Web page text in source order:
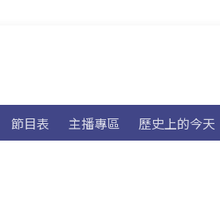
節目表 主播專區 歷史上的今天